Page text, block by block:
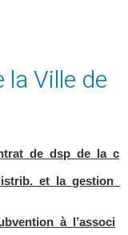
Ville de